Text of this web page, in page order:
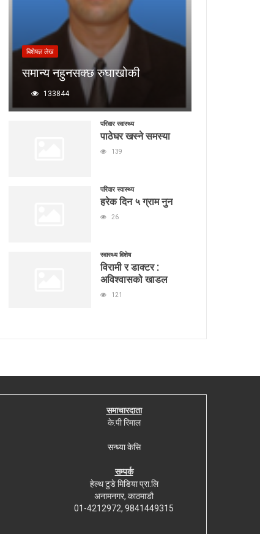
बिशेषज्ञ लेख
समान्य नहुनसक्छ रुघाखोकी
133844
परिवार स्वास्थ्य
पाठेघर खस्ने समस्या
139
परिवार स्वास्थ्य
हरेक दिन ५ ग्राम नुन
26
स्वास्थ्य विशेष
विरामी र डाक्टर :
अविश्वासको खाडल
121
समाचारदाता
के.पी रिमाल
सन्ध्या केसि
सम्पर्क
हेल्थ टुडे मिडिया प्रा.लि
अनामनगर, काठमाडौ
01-4212972, 9841449315